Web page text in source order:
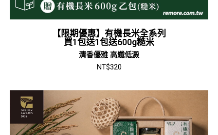
【限期優惠】有機長米全系列
買1包送1包送600g糙米
清香優雅 高纖低澱
NT$320